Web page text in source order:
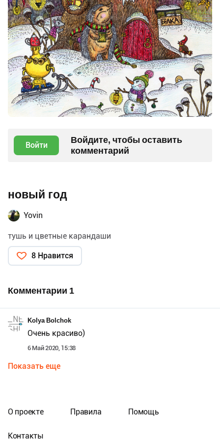
Войти
Войдите, чтобы оставить
комментарий
новый год
Yovin
тушь и цветные карандаши
8 Нравится
Комментарии 1
Kolya Bolchok
Очень красиво)
6 Май 2020, 15:38
Показать еще
О проекте Правила Помощь
Контакты